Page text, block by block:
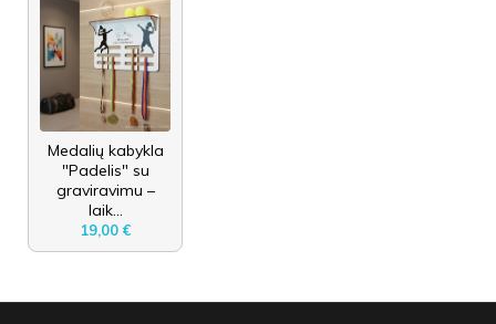
Medalių kabykla
"Padelis" su
graviravimu –
laik...
19,00 €